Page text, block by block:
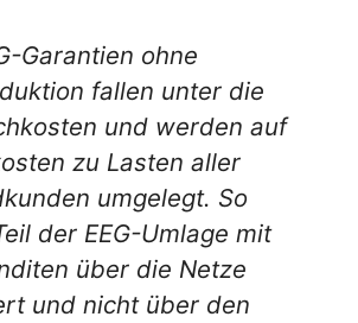
Garantien ohne
fallen unter die
und werden auf
zu Lasten aller
umgelegt. So
der EEG-Umlage mit
über die Netze
und nicht über den